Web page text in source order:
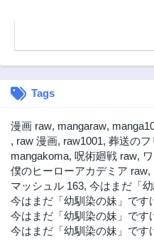
Tags
漫画 raw, mangaraw,
, raw 漫画, raw1001, 葬送のフ
mangakoma, 呪術廻戦 raw,
僕のヒーローアカデミア raw,
マッシュル 163, 今はまだ「
今はまだ「幼馴染の妹」です
今はまだ「幼馴染の妹」です
今はまだ「幼馴染の妹」です